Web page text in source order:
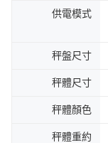
供電模式
秤盤尺寸
秤體尺寸
秤體顏色
秤體重約